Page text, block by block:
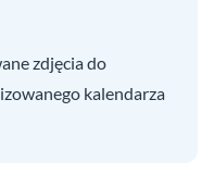
zdjęcia do
kalendarza